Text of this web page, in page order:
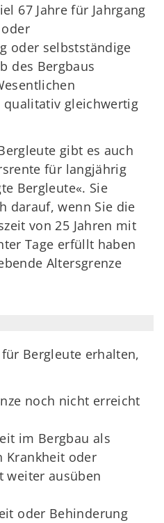
67 Jahre für Jahrgang
oder selbstständige
des Bergbaus
gleichwertig
gibt es auch
für langjährig
Bergleute«. Sie
darauf, wenn Sie die
von 25 Jahren mit
Tage erfüllt haben
Altersgrenze
Bergleute erhalten,
noch nicht erreicht
im Bergbau als
Krankheit oder
weiter ausüben
oder Behinderung